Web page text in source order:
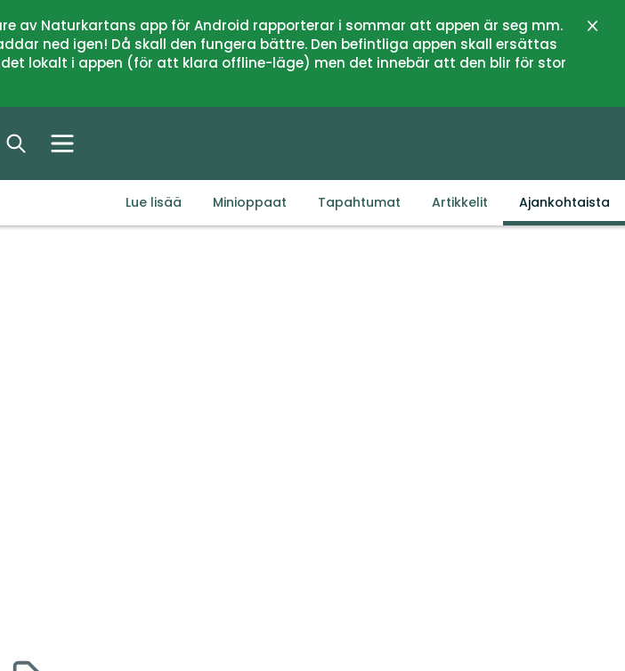
av Naturkartans app för Android rapporterar i sommar att appen är seg mm.
ned igen! Då skall den fungera bättre. Den befintliga appen skall ersättas
lokalt i appen (för att klara offline-läge) men det innebär att den blir för stor
Sulje
Lue lisää Minioppaat Tapahtumat Artikkelit Ajankohtaista